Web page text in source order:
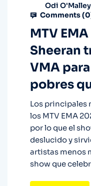
Odi O'Malley
Comments (0
MTV
Sheeran
VMA
pobres
Los principales
los MTV EMA
por lo que el
deslucido y
artistas menos
show que